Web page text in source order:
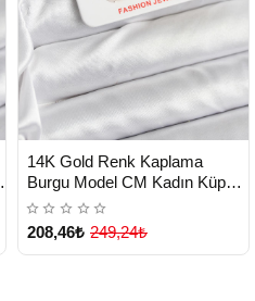
TESLİMAT
14K Gold Renk Kaplama
Burgu Model CM Kadın Küpe -
Lisinya
208,46₺ 249,24₺